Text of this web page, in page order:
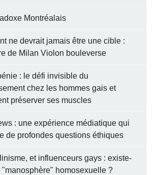
Montréalais
ne devrait jamais être une cible :
de Milan Violon bouleverse
: le défi invisible du
chez les hommes gais et
préserver ses muscles
: une expérience médiatique qui
de profondes questions éthiques
et influenceurs gays : existe-
"manosphère" homosexuelle ?